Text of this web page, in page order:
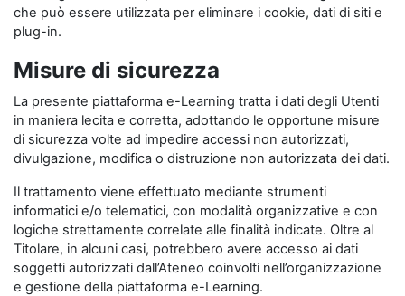
che può essere utilizzata per eliminare i cookie, dati di siti e
plug-in.
Misure di sicurezza
La presente piattaforma e-Learning tratta i dati degli Utenti
in maniera lecita e corretta, adottando le opportune misure
di sicurezza volte ad impedire accessi non autorizzati,
divulgazione, modifica o distruzione non autorizzata dei dati.
Il trattamento viene effettuato mediante strumenti
informatici e/o telematici, con modalità organizzative e con
logiche strettamente correlate alle finalità indicate. Oltre al
Titolare, in alcuni casi, potrebbero avere accesso ai dati
soggetti autorizzati dall’Ateneo coinvolti nell’organizzazione
e gestione della piattaforma e-Learning.